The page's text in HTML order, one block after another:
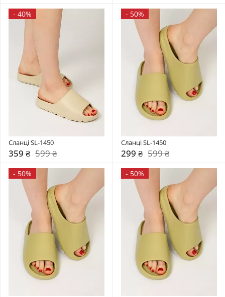
- 40%
Сланці SL-1450
359 ₴ 599 ₴
- 50%
Сланці SL-1450
299 ₴ 599 ₴
- 50% - 50%